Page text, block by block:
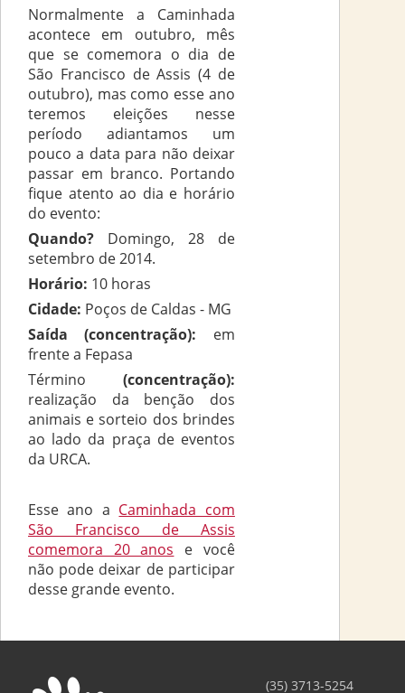
Normalmente a Caminhada
acontece em outubro, mês
que se comemora o dia de
São Francisco de Assis (4 de
outubro), mas como esse ano
teremos eleições nesse
período adiantamos um
pouco a data para não deixar
passar em branco. Portando
fique atento ao dia e horário
do evento:
Quando? Domingo, 28 de
setembro de 2014.
Horário: 10 horas
Cidade: Poços de Caldas - MG
Saída (concentração): em
frente a Fepasa
Término (concentração):
realização da benção dos
animais e sorteio dos brindes
ao lado da praça de eventos
da URCA.
Esse ano a Caminhada com
São Francisco de Assis
comemora 20 anos e você
não pode deixar de participar
desse grande evento.
(35) 3713-5254